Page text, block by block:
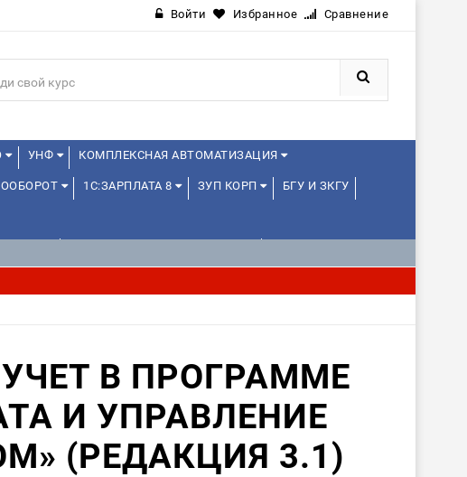
Войти Избранное Сравнение
УНФ КОМПЛЕКСНАЯ АВТОМАТИЗАЦИЯ
1С:ЗАРПЛАТА 8 ЗУП КОРП БГУ И ЗКГУ
В ПРОГРАММЕ
И УПРАВЛЕНИЕ
(РЕДАКЦИЯ 3.1)